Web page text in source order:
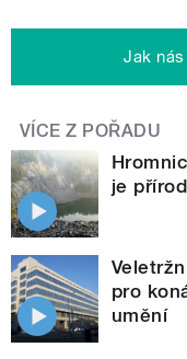
Jak
VÍCE Z POŘADU
je
pro
umění